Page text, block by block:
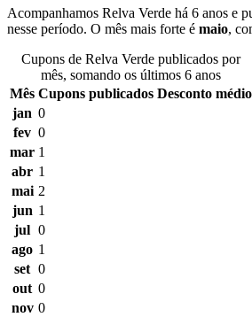
Acompanhamos Relva Verde há 6 anos e
nesse período. O mês mais forte é maio,
Cupons de Relva Verde publicados por
mês, somando os últimos 6 anos
Mês Cupons publicados Desconto médio
jan 0
fev 0
mar 1
abr 1
mai 2
jun 1
jul 0
ago 1
set 0
out 0
nov 0